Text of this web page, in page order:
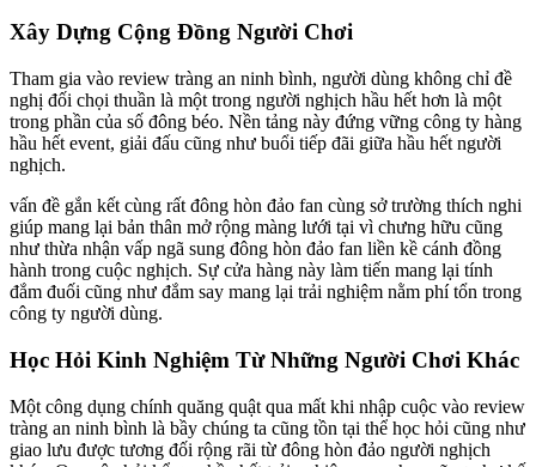
Xây Dựng Cộng Đồng Người Chơi
Tham gia vào review tràng an ninh bình, người dùng không chỉ đề
nghị đối chọi thuần là một trong người nghịch hầu hết hơn là một
trong phần của số đông béo. Nền tảng này đứng vững công ty hàng
hầu hết event, giải đấu cũng như buổi tiếp đãi giữa hầu hết người
nghịch.
vấn đề gắn kết cùng rất đông hòn đảo fan cùng sở trường thích nghi
giúp mang lại bản thân mở rộng màng lưới tại vì chưng hữu cũng
như thừa nhận vấp ngã sung đông hòn đảo fan liền kề cánh đồng
hành trong cuộc nghịch. Sự cửa hàng này làm tiến mang lại tính
đắm đuối cũng như đắm say mang lại trải nghiệm nằm phí tổn trong
công ty người dùng.
Học Hỏi Kinh Nghiệm Từ Những Người Chơi Khác
Một công dụng chính quăng quật qua mất khi nhập cuộc vào review
tràng an ninh bình là bầy chúng ta cũng tồn tại thể học hỏi cũng như
giao lưu được tương đối rộng rãi từ đông hòn đảo người nghịch